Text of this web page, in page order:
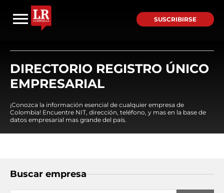
SUSCRIBIRSE
DIRECTORIO REGISTRO ÚNICO
EMPRESARIAL
¡Conozca la información esencial de cualquier empresa de
Colombia! Encuentre NIT, dirección, teléfono, y mas en la base de
datos empresarial mas grande del país.
Buscar empresa